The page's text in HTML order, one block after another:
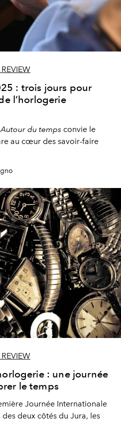
: trois jours pour
l’horlogerie
Autour du temps convie le
au cœur des savoir-faire
: une journée
le temps
Journée Internationale
deux côtés du Jura, les